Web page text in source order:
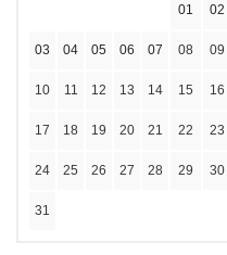
01 02
03 04 05 06 07 08 09
10 11 12 13 14 15 16
17 18 19 20 21 22 23
24 25 26 27 28 29 30
31